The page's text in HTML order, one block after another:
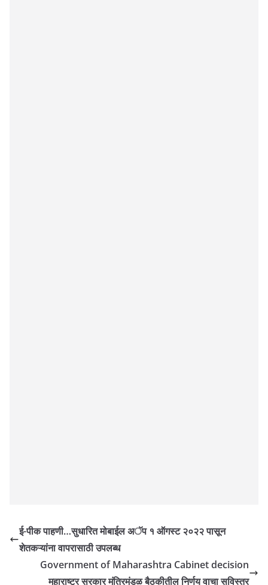
ई-पीक पाहणी…सुधारित मोबाईल अॅप १ ऑगस्ट २०२२ पासून
शेतकऱ्यांना वापरासाठी उपलब्ध
Government of Maharashtra Cabinet decision
महाराष्ट्र सरकार मंत्रिमंडळ बैठकीतील निर्णय वाचा सविस्तर